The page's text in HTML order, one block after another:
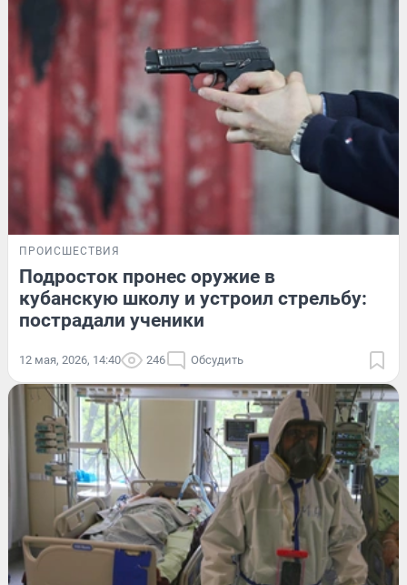
ПРОИСШЕСТВИЯ
Подросток пронес оружие в
кубанскую школу и устроил стрельбу:
пострадали ученики
12 мая, 2026, 14:40 246 Обсудить